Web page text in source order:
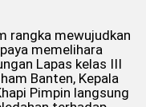
rangka mewujudkan
memelihara
Lapas kelas III
Banten, Kepala
Pimpin langsung